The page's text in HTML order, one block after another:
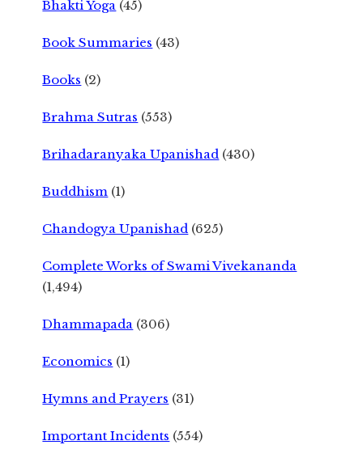
Bhakti Yoga (45)
Book Summaries (43)
Books (2)
Brahma Sutras (553)
Brihadaranyaka Upanishad (430)
Buddhism (1)
Chandogya Upanishad (625)
Complete Works of Swami Vivekananda
(1,494)
Dhammapada (306)
Economics (1)
Hymns and Prayers (31)
Important Incidents (554)